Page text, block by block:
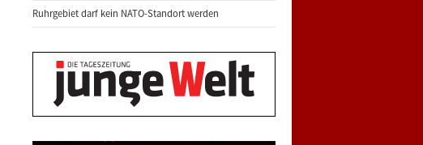
Ruhrgebiet darf kein NATO-Standort werden